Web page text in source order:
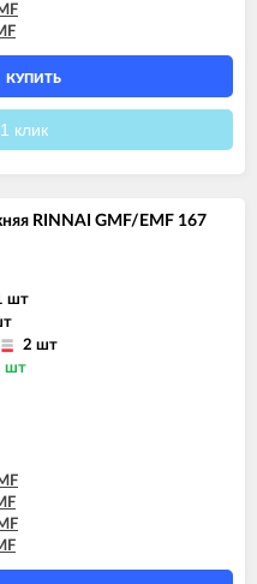
КУПИТЬ
клик
RINNAI GMF/EMF 167
шт
2 шт
шт